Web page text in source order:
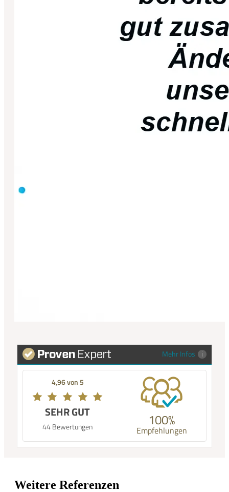
Mehr Infos
4,96 von 5
SEHR GUT
44 Bewertungen 100%
Empfehlungen
Weitere Referenzen